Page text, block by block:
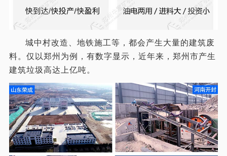
城中村改造、地铁施工等，都会产生大量的建筑废
料。仅以郑州为例，有数字显示，近年来，郑州市产生
建筑垃圾高达上亿吨。